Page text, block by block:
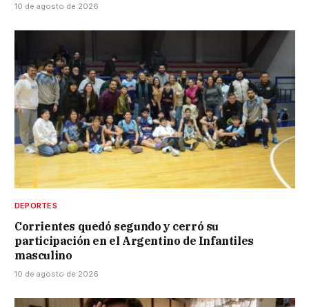
10 de agosto de 2026
DEPORTES
Corrientes quedó segundo y cerró su
participación en el Argentino de Infantiles
masculino
10 de agosto de 2026